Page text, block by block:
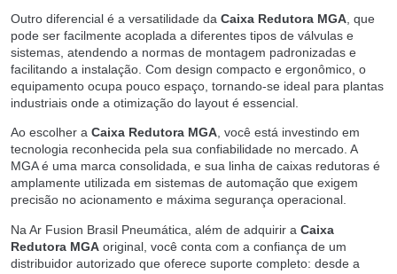
Outro diferencial é a versatilidade da Caixa Redutora MGA , que
pode ser facilmente acoplada a diferentes tipos de válvulas e
sistemas, atendendo a normas de montagem padronizadas e
facilitando a instalação. Com design compacto e ergonômico, o
equipamento ocupa pouco espaço, tornando-se ideal para plantas
industriais onde a otimização do layout é essencial.
Ao escolher a Caixa Redutora MGA, você está investindo em
tecnologia reconhecida pela sua confiabilidade no mercado. A
MGA é uma marca consolidada, e sua linha de caixas redutoras é
amplamente utilizada em sistemas de automação que exigem
precisão no acionamento e máxima segurança operacional.
Na Ar Fusion Brasil Pneumática, além de adquirir a Caixa
Redutora MGA original, você conta com a confiança de um
distribuidor autorizado que oferece suporte completo: desde a